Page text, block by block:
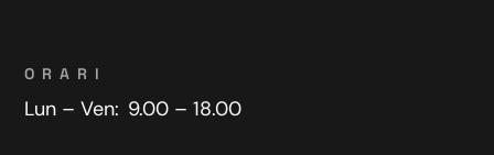
ORARI
Lun – Ven: 9.00 – 18.00